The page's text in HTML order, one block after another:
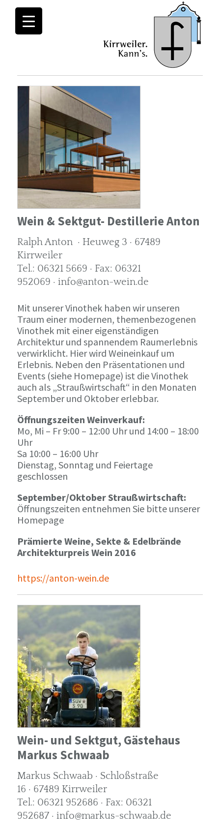
Wein & Sektgut- Destillerie Anton
Ralph Anton · Heuweg 3 · 67489
Kirrweiler
Tel.: 06321 5669 · Fax: 06321
952069 · info@anton-wein.de
Mit unserer Vinothek haben wir unseren
Traum einer modernen, themenbezogenen
Vinothek mit einer eigenständigen
Architektur und spannendem Raumerlebnis
verwirklicht. Hier wird Weineinkauf um
Erlebnis. Neben den Präsentationen und
Events (siehe Homepage) ist die Vinothek
auch als „Straußwirtschaft“ in den Monaten
September und Oktober erlebbar.
Öffnungszeiten Weinverkauf:
Mo, Mi – Fr 9:00 – 12:00 Uhr und 14:00 – 18:00
Uhr
Sa 10:00 – 16:00 Uhr
Dienstag, Sonntag und Feiertage
geschlossen
September/Oktober Straußwirtschaft:
Öffnungszeiten entnehmen Sie bitte unserer
Homepage
Prämierte Weine, Sekte & Edelbrände
Architekturpreis Wein 2016
https://anton-wein.de
Wein- und Sektgut, Gästehaus
Markus Schwaab
Markus Schwaab · Schloßstraße
16 · 67489 Kirrweiler
Tel.: 06321 952686 · Fax: 06321
952687 · info@markus-schwaab.de